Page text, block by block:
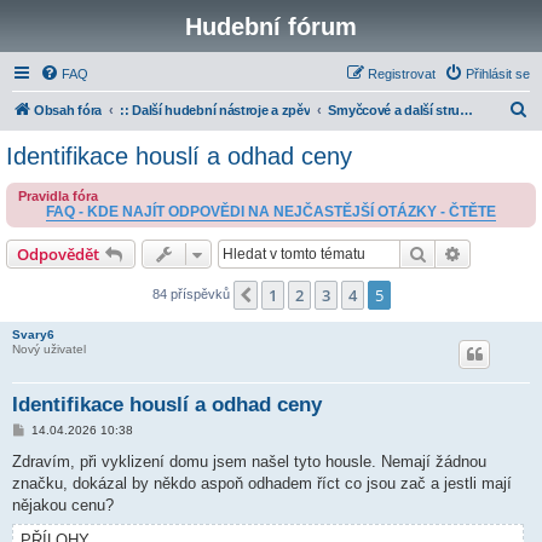
Hudební fórum
FAQ Přihlásit se
Registrovat
Obsah fóra :: Další hudební nástroje a zpěv Smyčcové a další strunné nástroje
a
Identifikace houslí a odhad ceny
Pravidla fóra
FAQ - KDE NAJÍT ODPOVĚDI NA NEJČASTĚJŠÍ OTÁZKY - ČTĚTE
Odpovědět Hledat
84 příspěvků Předchozí
1 2 3 4 5
Svary6
Nový uživatel
Identifikace houslí a odhad ceny
P
í
p
ě
v
14.04.2026 10:38
Zdravím, při vyklizení domu jsem našel tyto housle. Nemají žádnou
značku, dokázal by někdo aspoň odhadem říct co jsou zač a jestli mají
nějakou cenu?